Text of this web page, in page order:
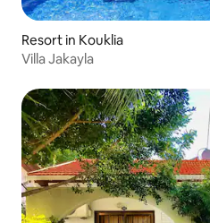
Resort in Kouklia
Villa Jakayla